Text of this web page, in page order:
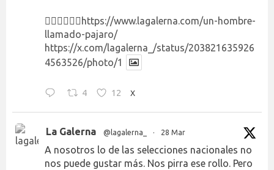
👉🏻👉🏻👉🏻 https://www.lagalerna.com/un-hombre-
llamado-pajaro/
https://x.com/lagalerna_/status/203821635926
4563526/photo/1
4 12 X
La Galerna @lagalerna_ · 28 Mar
A nosotros lo de las selecciones nacionales no
nos puede gustar más. Nos pirra ese rollo. Pero